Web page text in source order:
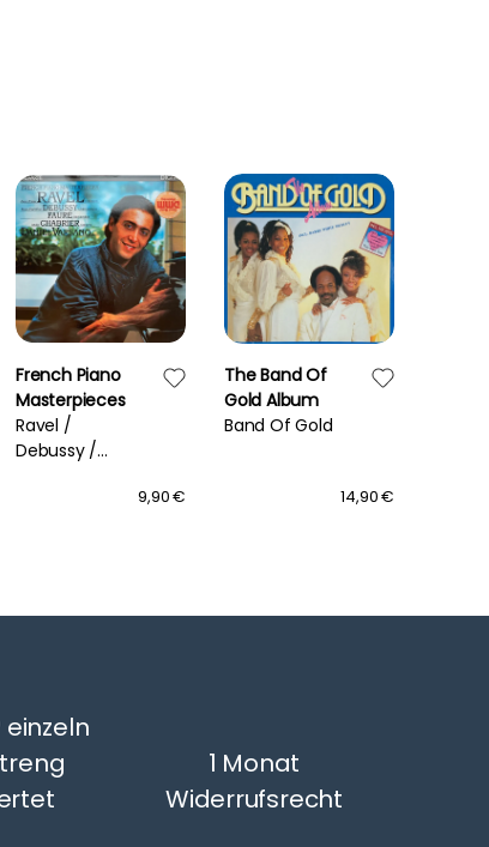
French Piano
Masterpieces
Ravel /
Debussy /
9,90 €
The Band Of
Gold Album
Band Of Gold
14,90 €
einzeln
1 Monat
Widerrufsrecht